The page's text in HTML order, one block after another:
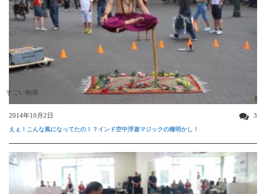
すごい動画
2014年10月2日 3
えぇ！こんな風になってたの！？インド空中浮遊マジックの種明かし！